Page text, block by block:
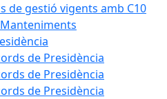
de gestió vigents amb C10
de Presidència
de Presidència
de Presidència